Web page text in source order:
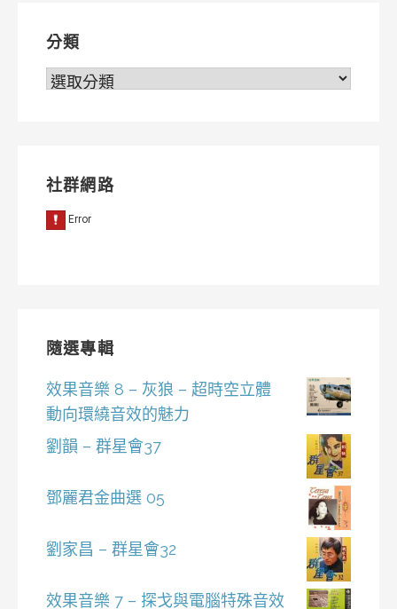
分類
分
社群網路
隨選專輯
效果音樂 8 – 灰狼 – 超時空立體
動向環繞音效的魅力
劉韻 – 群星會37
鄧麗君金曲選 05
劉家昌 – 群星會32
效果音樂 7 – 探戈與電腦特殊音效